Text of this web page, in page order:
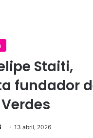
Staiti,
fundador
Send13 abril, 2026